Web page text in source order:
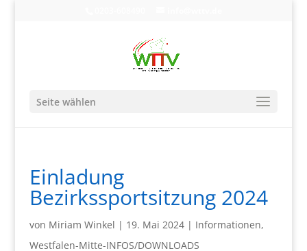
Seite wählen
Einladung
Bezirkssportsitzung 2024
von Miriam Winkel | 19. Mai 2024| Informationen,
Westfalen-Mitte-INFOS/DOWNLOADS